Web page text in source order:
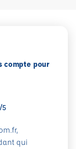
compte pour
5
qui